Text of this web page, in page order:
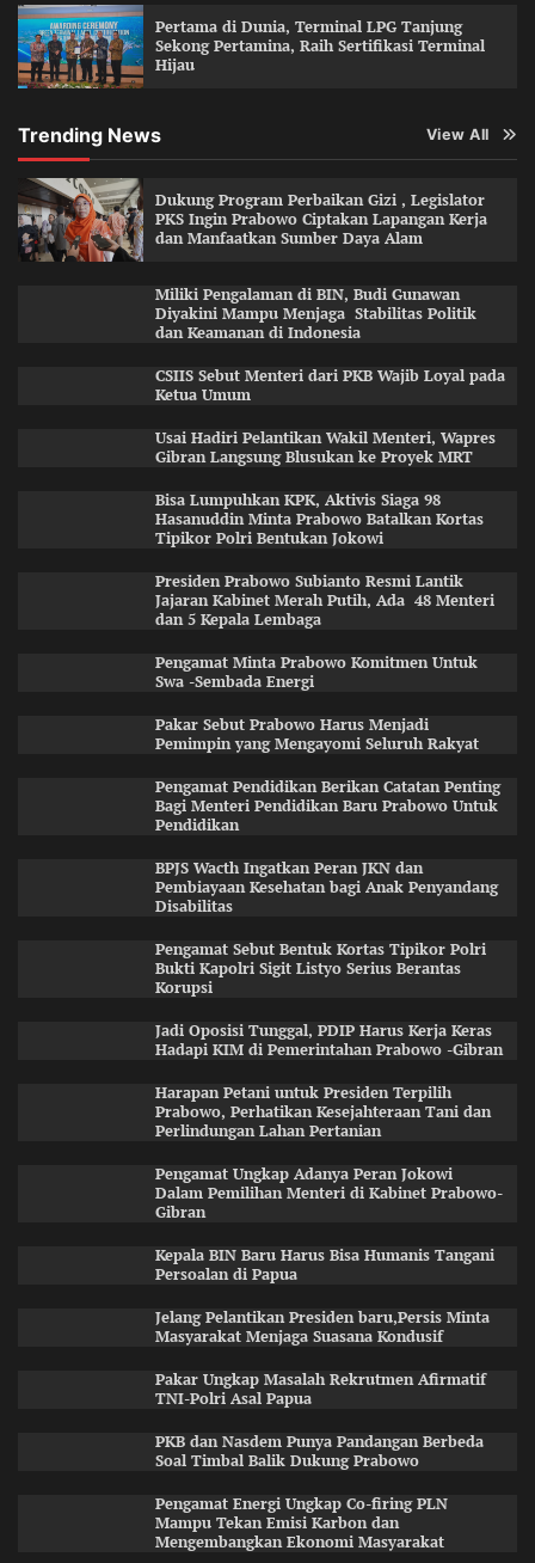
Pertama di Dunia, Terminal LPG Tanjung
Sekong Pertamina, Raih Sertifikasi Terminal
Hijau
Trending News View All
Dukung Program Perbaikan Gizi , Legislator
PKS Ingin Prabowo Ciptakan Lapangan Kerja
dan Manfaatkan Sumber Daya Alam
Miliki Pengalaman di BIN, Budi Gunawan
Diyakini Mampu Menjaga Stabilitas Politik
dan Keamanan di Indonesia
CSIIS Sebut Menteri dari PKB Wajib Loyal pada
Ketua Umum
Usai Hadiri Pelantikan Wakil Menteri, Wapres
Gibran Langsung Blusukan ke Proyek MRT
Bisa Lumpuhkan KPK, Aktivis Siaga 98
Hasanuddin Minta Prabowo Batalkan Kortas
Tipikor Polri Bentukan Jokowi
Presiden Prabowo Subianto Resmi Lantik
Jajaran Kabinet Merah Putih, Ada 48 Menteri
dan 5 Kepala Lembaga
Pengamat Minta Prabowo Komitmen Untuk
Swa -Sembada Energi
Pakar Sebut Prabowo Harus Menjadi
Pemimpin yang Mengayomi Seluruh Rakyat
Pengamat Pendidikan Berikan Catatan Penting
Bagi Menteri Pendidikan Baru Prabowo Untuk
Pendidikan
BPJS Wacth Ingatkan Peran JKN dan
Pembiayaan Kesehatan bagi Anak Penyandang
Disabilitas
Pengamat Sebut Bentuk Kortas Tipikor Polri
Bukti Kapolri Sigit Listyo Serius Berantas
Korupsi
Jadi Oposisi Tunggal, PDIP Harus Kerja Keras
Hadapi KIM di Pemerintahan Prabowo -Gibran
Harapan Petani untuk Presiden Terpilih
Prabowo, Perhatikan Kesejahteraan Tani dan
Perlindungan Lahan Pertanian
Pengamat Ungkap Adanya Peran Jokowi
Dalam Pemilihan Menteri di Kabinet Prabowo-
Gibran
Kepala BIN Baru Harus Bisa Humanis Tangani
Persoalan di Papua
Jelang Pelantikan Presiden baru,Persis Minta
Masyarakat Menjaga Suasana Kondusif
Pakar Ungkap Masalah Rekrutmen Afirmatif
TNI-Polri Asal Papua
PKB dan Nasdem Punya Pandangan Berbeda
Soal Timbal Balik Dukung Prabowo
Pengamat Energi Ungkap Co-firing PLN
Mampu Tekan Emisi Karbon dan
Mengembangkan Ekonomi Masyarakat